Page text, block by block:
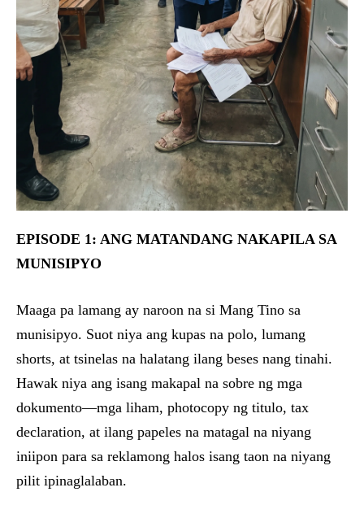
EPISODE 1: ANG MATANDANG NAKAPILA SA
MUNISIPYO
Maaga pa lamang ay naroon na si Mang Tino sa
munisipyo. Suot niya ang kupas na polo, lumang
shorts, at tsinelas na halatang ilang beses nang tinahi.
Hawak niya ang isang makapal na sobre ng mga
dokumento—mga liham, photocopy ng titulo, tax
declaration, at ilang papeles na matagal na niyang
iniipon para sa reklamong halos isang taon na niyang
pilit ipinaglalaban.